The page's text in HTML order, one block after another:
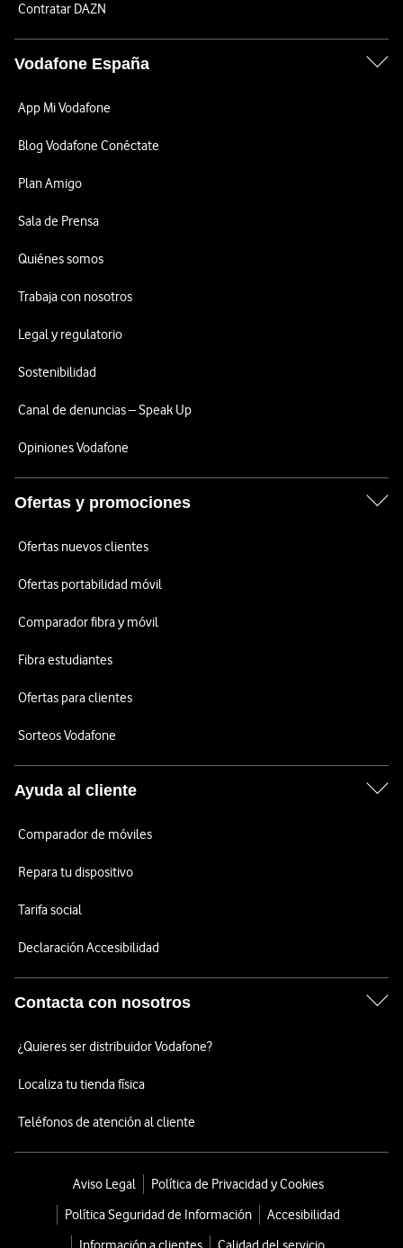
Contratar DAZN
Vodafone España
App Mi Vodafone
Blog Vodafone Conéctate
Plan Amigo
Sala de Prensa
Quiénes somos
Trabaja con nosotros
Legal y regulatorio
Sostenibilidad
Canal de denuncias – Speak Up
Opiniones Vodafone
Ofertas y promociones
Ofertas nuevos clientes
Ofertas portabilidad móvil
Comparador fibra y móvil
Fibra estudiantes
Ofertas para clientes
Sorteos Vodafone
Ayuda al cliente
Comparador de móviles
Repara tu dispositivo
Tarifa social
Declaración Accesibilidad
Contacta con nosotros
¿Quieres ser distribuidor Vodafone?
Localiza tu tienda física
Teléfonos de atención al cliente
Aviso Legal
Política de Privacidad y Cookies
Política Seguridad de Información
Accesibilidad